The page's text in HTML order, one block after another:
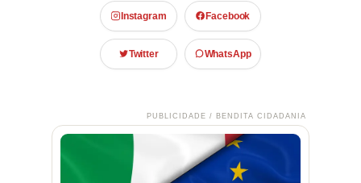
Instagram Facebook
Twitter WhatsApp
PUBLICIDADE / BENDITA CIDADANIA